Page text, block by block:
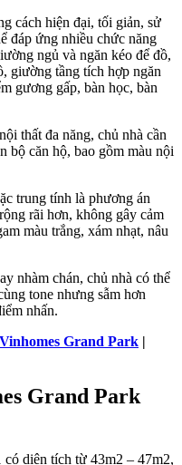
cách hiện đại, tối giản, sử
đáp ứng nhiều chức năng
ngủ và ngăn kéo để đồ,
giường tầng tích hợp ngăn
gương gấp, bàn học, bàn
thất đa năng, chủ nhà cần
bộ căn hộ, bao gồm màu nội
trung tính là phương án
rãi hơn, không gây cảm
màu trắng, xám nhạt, nâu
nhàm chán, chủ nhà có thể
tone nhưng sẫm hơn
nhấn.
Grand Park |
Grand Park
diện tích từ 43m2 – 47m2,